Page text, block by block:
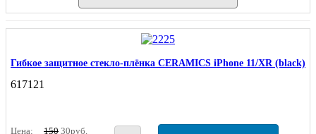
Гибкое защитное стекло-плёнка CERAMICS iPhone 11/XR (black)
617121
Цена: 150 30руб.